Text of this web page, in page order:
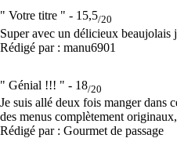
" Votre titre " - 15,5/20
Super avec un délicieux beaujolais
Rédigé par : manu6901
" Génial !!! " - 18/20
Je suis allé deux fois manger dans
des menus complètement
Rédigé par : Gourmet de passage